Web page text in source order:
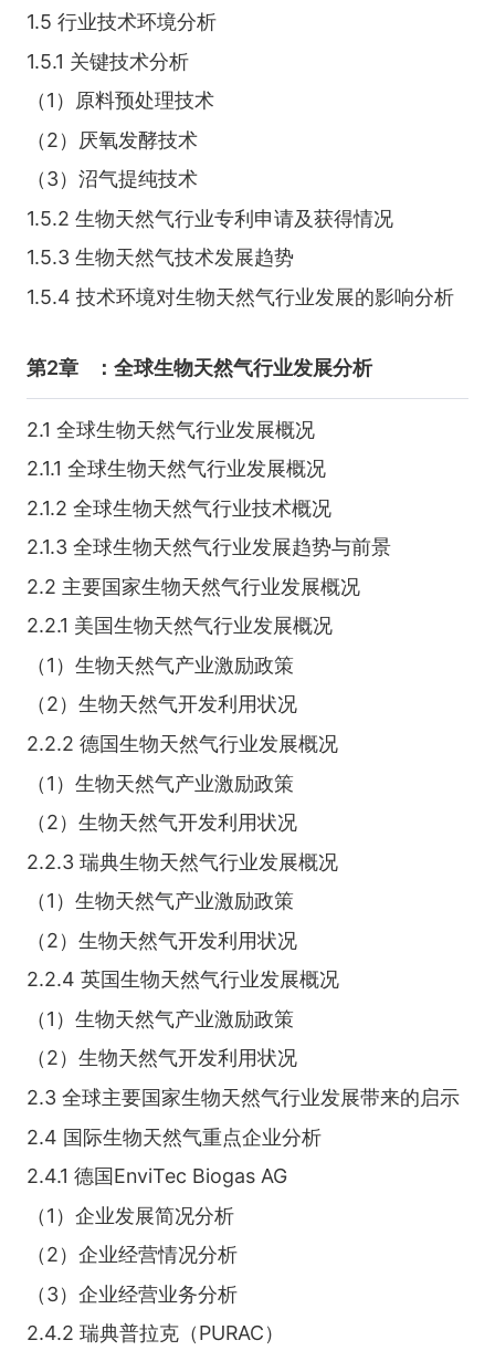
1.5 行业技术环境分析
1.5.1 关键技术分析
（1）原料预处理技术
（2）厌氧发酵技术
（3）沼气提纯技术
1.5.2 生物天然气行业专利申请及获得情况
1.5.3 生物天然气技术发展趋势
1.5.4 技术环境对生物天然气行业发展的影响分析
第2章 ：全球生物天然气行业发展分析
2.1 全球生物天然气行业发展概况
2.1.1 全球生物天然气行业发展概况
2.1.2 全球生物天然气行业技术概况
2.1.3 全球生物天然气行业发展趋势与前景
2.2 主要国家生物天然气行业发展概况
2.2.1 美国生物天然气行业发展概况
（1）生物天然气产业激励政策
（2）生物天然气开发利用状况
2.2.2 德国生物天然气行业发展概况
（1）生物天然气产业激励政策
（2）生物天然气开发利用状况
2.2.3 瑞典生物天然气行业发展概况
（1）生物天然气产业激励政策
（2）生物天然气开发利用状况
2.2.4 英国生物天然气行业发展概况
（1）生物天然气产业激励政策
（2）生物天然气开发利用状况
2.3 全球主要国家生物天然气行业发展带来的启示
2.4 国际生物天然气重点企业分析
2.4.1 德国EnviTec Biogas AG
（1）企业发展简况分析
（2）企业经营情况分析
（3）企业经营业务分析
2.4.2 瑞典普拉克（PURAC）